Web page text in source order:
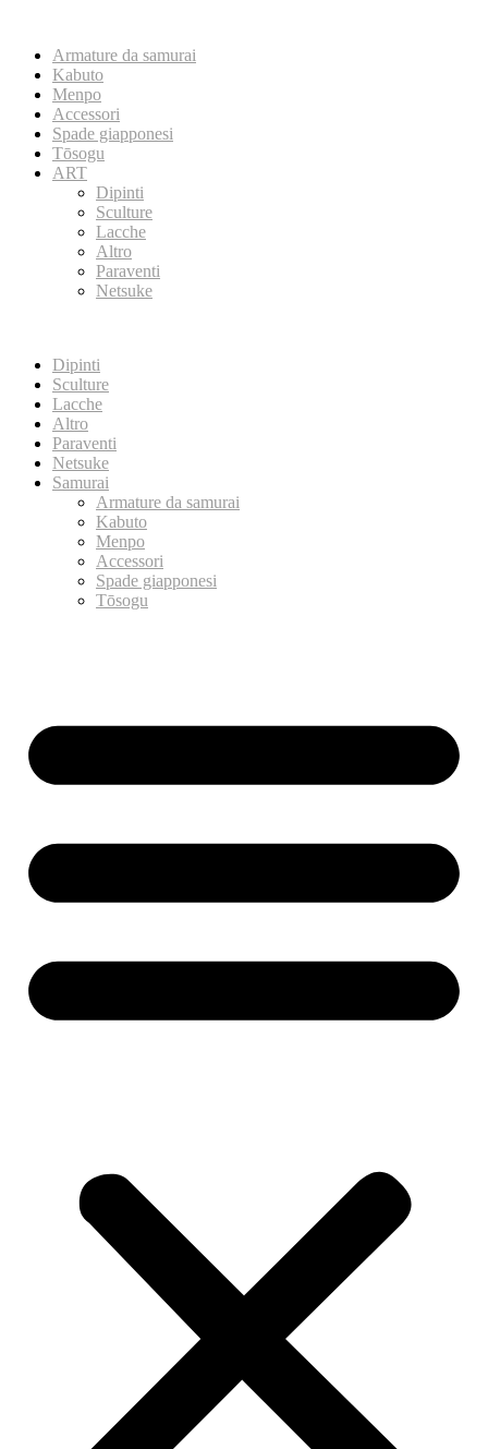
Armature da samurai
Kabuto
Menpo
Accessori
Spade giapponesi
Tōsogu
ART
Dipinti
Sculture
Lacche
Altro
Paraventi
Netsuke
Dipinti
Sculture
Lacche
Altro
Paraventi
Netsuke
Samurai
Armature da samurai
Kabuto
Menpo
Accessori
Spade giapponesi
Tōsogu